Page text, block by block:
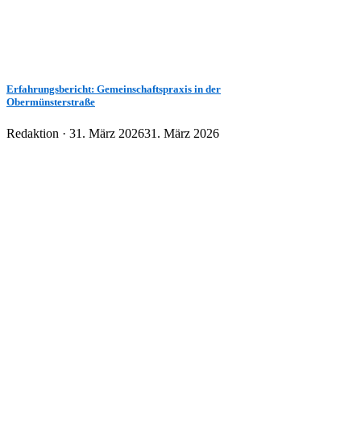
Erfahrungsbericht: Gemeinschaftspraxis in der
Obermünsterstraße
Redaktion · Veröffentlicht
31. März 202631. März 2026